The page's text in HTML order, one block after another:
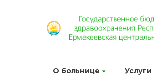
О больнице Услуги